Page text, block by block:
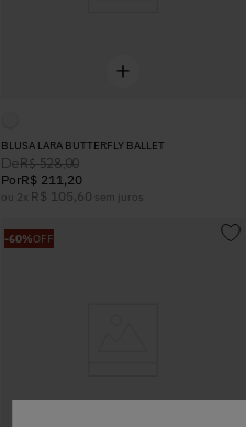
BLUSA LARA BUTTERFLY BALLET
DeR$ 528,00
PorR$ 211,20
ou 2 x R$ 105,60 sem juros
-60%OFF